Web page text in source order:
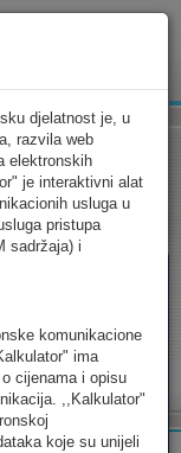
Kontakt
potrebna polja i
djelatnost je, u
razvila web
elektronskih
je interaktivni alat
usluga u
pristupa
sadržaja) i
komunikacione
ima
cijenama i opisu
,,Kalkulator"
koje su unijeli